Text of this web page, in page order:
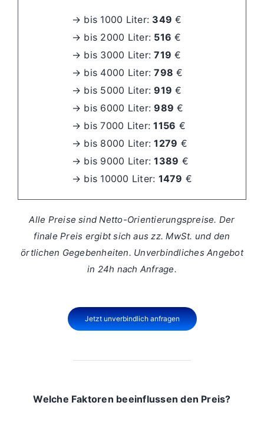
→ bis 1000 Liter: 349 €
→ bis 2000 Liter: 516 €
→ bis 3000 Liter:719 €
→ bis 4000 Liter:798 €
→ bis 5000 Liter:919 €
→ bis 6000 Liter:989 €
→ bis 7000 Liter:1156 €
→ bis 8000 Liter:1279 €
→ bis 9000 Liter:1389 €
→ bis 10000 Liter: 1479 €
Alle Preise sind Netto-Orientierungspreise. Der
finale Preis ergibt sich aus zz. MwSt. und den
örtlichen Gegebenheiten. Unverbindliches Angebot
in 24h nach Anfrage.
Jetzt unverbindlich anfragen
Welche Faktoren beeinflussen den Preis?